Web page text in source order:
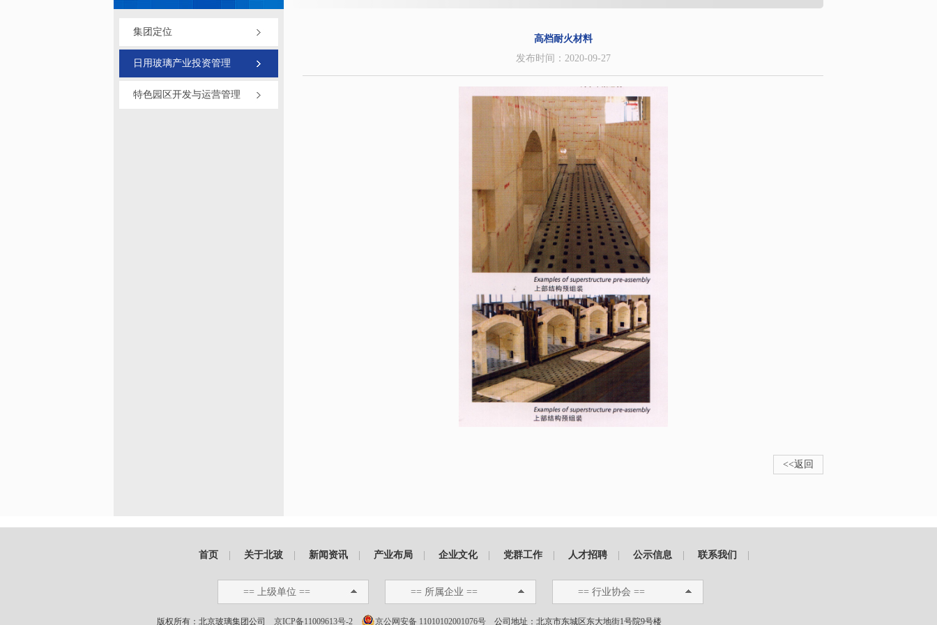
集团定位
日用玻璃产业投资管理
特色园区开发与运营管理
高档耐火材料
发布时间：2020-09-27
<<返回
首页 关于北玻 新闻资讯 产业布局 企业文化 党群工作 人才招聘 公示信息 联系我们
== 上级单位 == == 所属企业 == == 行业协会 ==
版权所有：北京玻璃集团公司 京ICP备11009613号-2 京公网安备 11010102001076号 公司地址：北京市东城区东大地街1号院9号楼